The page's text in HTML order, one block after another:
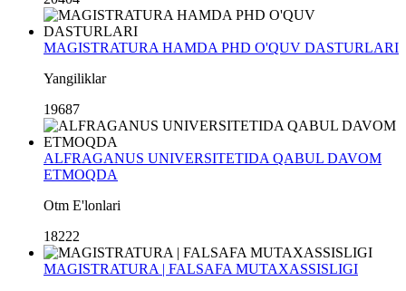
MAGISTRATURA HAMDA PHD O'QUV DASTURLARI
Yangiliklar
19687
ALFRAGANUS UNIVERSITETIDA QABUL DAVOM
ETMOQDA
Otm E'lonlari
18222
MAGISTRATURA | FALSAFA MUTAXASSISLIGI